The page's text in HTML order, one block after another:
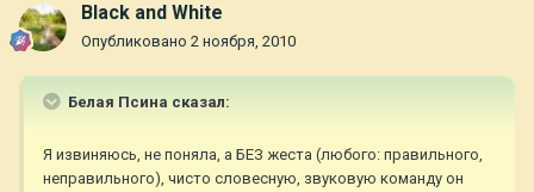
Black and White
Опубликовано 2 ноября, 2010
Белая Псина сказал:
Я извиняюсь, не поняла, а БЕЗ жеста (любого: правильного,
неправильного), чисто словесную, звуковую команду он